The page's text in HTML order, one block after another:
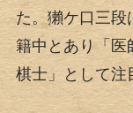
た。獺ケ口三段
籍中とあり「医
棋士」として注